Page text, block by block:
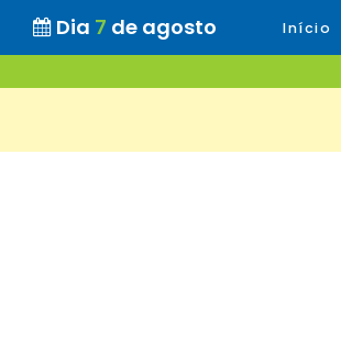
Dia 7 de agosto Início